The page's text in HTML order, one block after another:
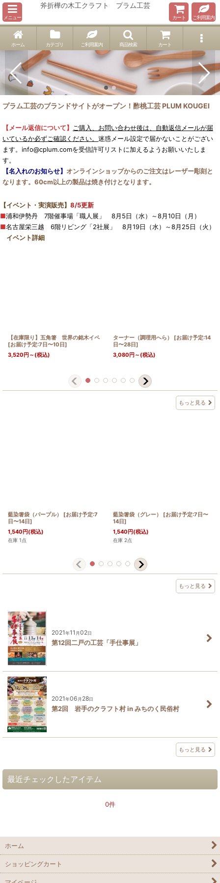
メニュー
斧折樺の木工クラフト プラム工芸
カート ご利用案内
ホーム カテゴリ ご利用案内 商品検索 カート
プラム工芸のブランドサイトがオープン！酢桃工芸 PLUM KOUGEI
【メール返信について】 ご購入、お問い合わせ後は、自動返信メールが届
いているか必ずご確認ください。 迷惑メール設定で届かないことがござい
ます。info@cplum.comを受信許可リストに加えるようお願いいたしま
す。
【名入れのお知らせ】 オンラインショップからのご注文はレーザー彫刻と
なります。60cm以上の製品は焼き付けとなります。
【イベント・実演販売】 8/5更新
■浦和伊勢丹 7階催事場「職人展」 8月5日（水）～8月10日（月）
■名古屋栄三越 6階リビング「2社展」 8月19日（水）～8月25日（火）
イベント詳細
【在庫限り】五角箸 世界の銘木イペ
[お届け予定:7日〜10日]
3,520 円 ～ (税込)
ターナー（調理用へら） [お届け予定:14
日〜28日]
3,080 円 ～ (税込)
もっと見る
藍染箸袋（パープル） [お届け予定:7
日〜14日]
1,540 円 (税込)
在庫 1点
藍染箸袋（グレー） [お届け予定:7日〜
14日]
1,540 円 (税込)
在庫 2点
もっと見る
2021年11 月02日
第12回二戸の工芸「手仕事展」
2021年06 月 28日
第2回 岩手のクラフト村 in みちのく民俗村
もっと見る
最近チェックしたアイテム
0件
ホーム
ショッピングカート